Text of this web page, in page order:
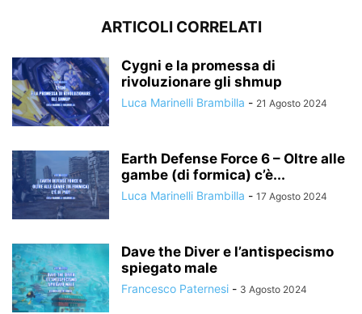
ARTICOLI CORRELATI
Cygni e la promessa di
rivoluzionare gli shmup
Luca Marinelli Brambilla - 21 Agosto 2024
Earth Defense Force 6 – Oltre alle
gambe (di formica) c’è...
Luca Marinelli Brambilla - 17 Agosto 2024
Dave the Diver e l’antispecismo
spiegato male
Francesco Paternesi - 3 Agosto 2024